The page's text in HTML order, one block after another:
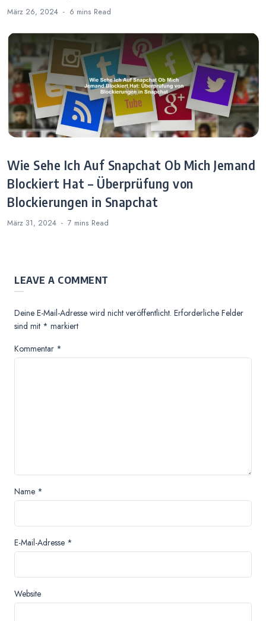
März 26, 2024 6 mins Read
Wie Sehe Ich Auf Snapchat Ob Mich Jemand
Blockiert Hat – Überprüfung von
Blockierungen in Snapchat
März 31, 2024 7 mins Read
LEAVE A COMMENT
Deine E-Mail-Adresse wird nicht veröffentlicht. Erforderliche Felder
sind mit * markiert
Kommentar *
Name *
E-Mail-Adresse *
Website